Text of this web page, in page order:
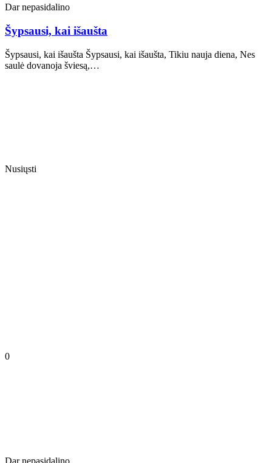
Dar nepasidalino
Šypsausi, kai išaušta
Šypsausi, kai išaušta Šypsausi, kai išaušta, Tikiu nauja diena, Nes
saulė dovanoja šviesą,…
Nusiųsti
0
Dar nepasidalino